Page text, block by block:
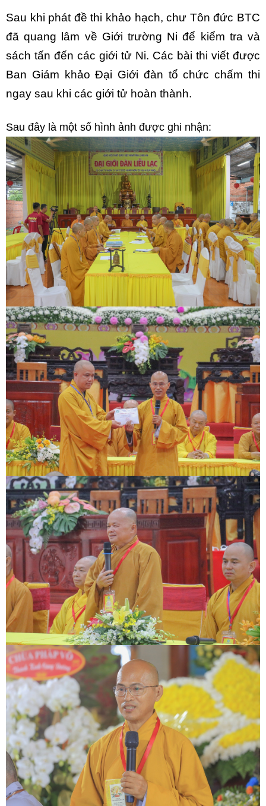
Sau khi phát đề thi khảo hạch, chư Tôn đức BTC
đã quang lâm về Giới trường Ni để kiểm tra và
sách tấn đến các giới tử Ni. Các bài thi viết được
Ban Giám khảo Đại Giới đàn tổ chức chấm thi
ngay sau khi các giới tử hoàn thành.
Sau đây là một số hình ảnh được ghi nhận: